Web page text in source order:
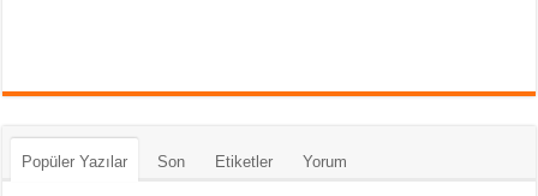
Popüler Yazılar Son Etiketler Yorum